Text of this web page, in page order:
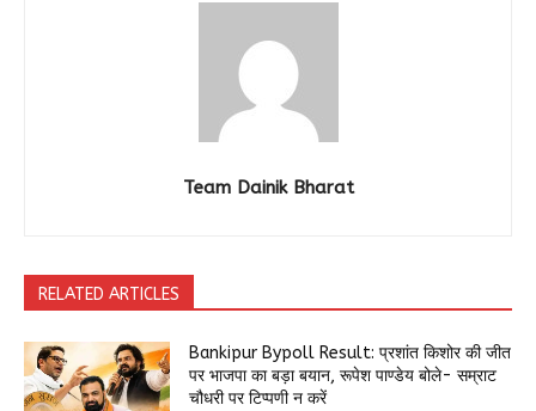
Team Dainik Bharat
RELATED ARTICLES
Bankipur Bypoll Result: प्रशांत किशोर की जीत
पर भाजपा का बड़ा बयान, रूपेश पाण्डेय बोले- सम्राट
चौधरी पर टिप्पणी न करें